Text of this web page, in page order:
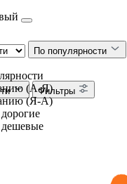
По популярности
(А-Я)
(Я-А)
дешевые
Фильтры